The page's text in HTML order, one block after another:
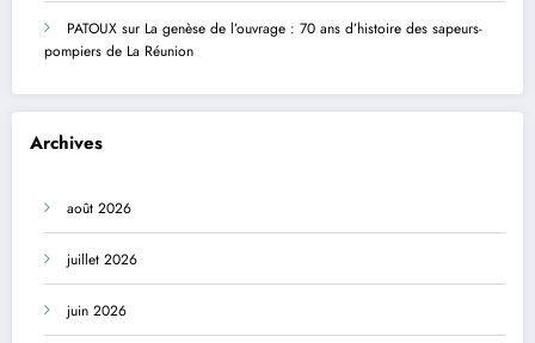
PATOUX sur La genèse de l’ouvrage : 70 ans d’histoire des sapeurs-
pompiers de La Réunion
Archives
août 2026
juillet 2026
juin 2026